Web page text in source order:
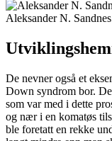
Aleksander N.
De nevner også et
Down syndrom bor.
som var med i dette
og nær i en komatøs
ble foretatt en rekke